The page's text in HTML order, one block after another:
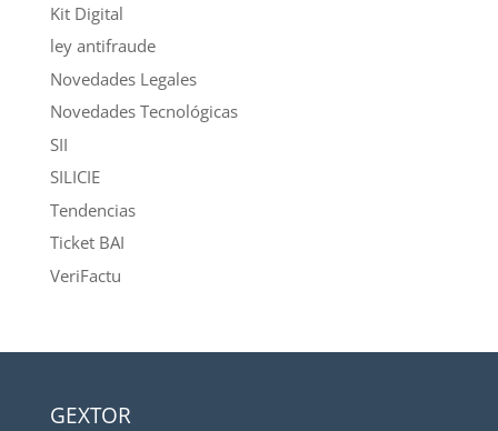
Kit Digital
ley antifraude
Novedades Legales
Novedades Tecnológicas
SII
SILICIE
Tendencias
Ticket BAI
VeriFactu
GEXTOR